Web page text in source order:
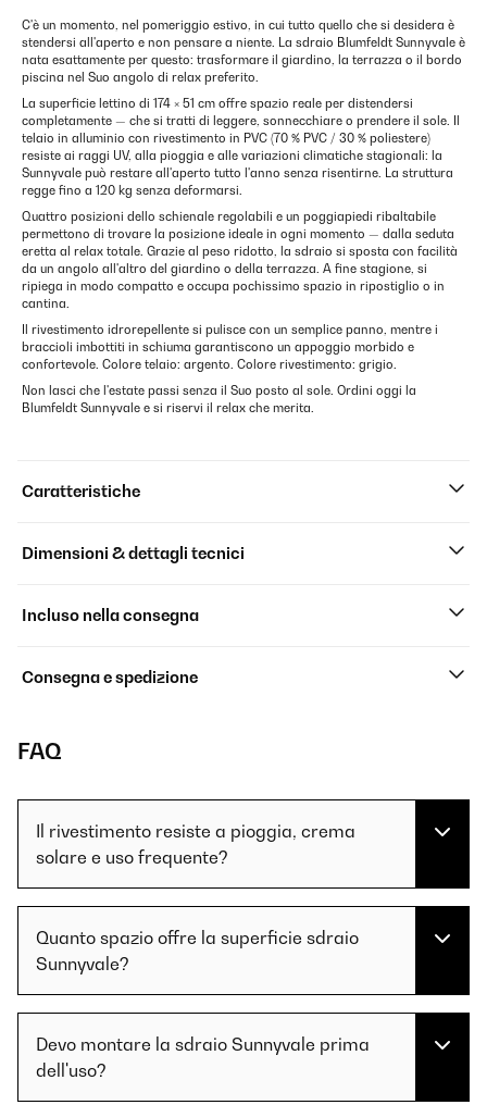
C'è un momento, nel pomeriggio estivo, in cui tutto quello che si desidera è
stendersi all'aperto e non pensare a niente. La sdraio Blumfeldt Sunnyvale è
nata esattamente per questo: trasformare il giardino, la terrazza o il bordo
piscina nel Suo angolo di relax preferito.
La superficie lettino di 174 × 51 cm offre spazio reale per distendersi
completamente — che si tratti di leggere, sonnecchiare o prendere il sole. Il
telaio in alluminio con rivestimento in PVC (70 % PVC / 30 % poliestere)
resiste ai raggi UV, alla pioggia e alle variazioni climatiche stagionali: la
Sunnyvale può restare all'aperto tutto l'anno senza risentirne. La struttura
regge fino a 120 kg senza deformarsi.
Quattro posizioni dello schienale regolabili e un poggiapiedi ribaltabile
permettono di trovare la posizione ideale in ogni momento — dalla seduta
eretta al relax totale. Grazie al peso ridotto, la sdraio si sposta con facilità
da un angolo all'altro del giardino o della terrazza. A fine stagione, si
ripiega in modo compatto e occupa pochissimo spazio in ripostiglio o in
cantina.
Il rivestimento idrorepellente si pulisce con un semplice panno, mentre i
braccioli imbottiti in schiuma garantiscono un appoggio morbido e
confortevole. Colore telaio: argento. Colore rivestimento: grigio.
Non lasci che l'estate passi senza il Suo posto al sole. Ordini oggi la
Blumfeldt Sunnyvale e si riservi il relax che merita.
Caratteristiche
Dimensioni & dettagli tecnici
Incluso nella consegna
Consegna e spedizione
FAQ
Il rivestimento resiste a pioggia, crema
solare e uso frequente?
Quanto spazio offre la superficie sdraio
Sunnyvale?
Devo montare la sdraio Sunnyvale prima
dell'uso?